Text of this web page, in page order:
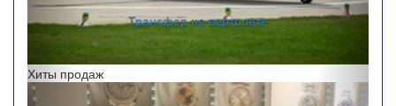
Трансфер на вертолете
Хиты продаж
Назад